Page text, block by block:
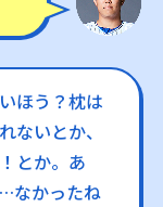
ほう？枕は
ないとか、
とか。あ
なかったね